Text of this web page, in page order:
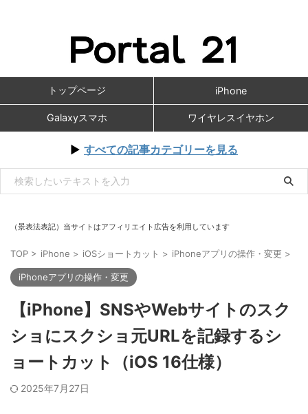
トップページ iPhone
Galaxyスマホ ワイヤレスイヤホン
▶ すべての記事カテゴリーを見る
（景表法表記）当サイトはアフィリエイト広告を利用しています
TOP > iPhone > iOSショートカット > iPhoneアプリの操作・変更 >
iPhoneアプリの操作・変更
【iPhone】SNSやWebサイトのスク
ショにスクショ元URLを記録するシ
ョートカット（iOS 16仕様）
2025年7月27日